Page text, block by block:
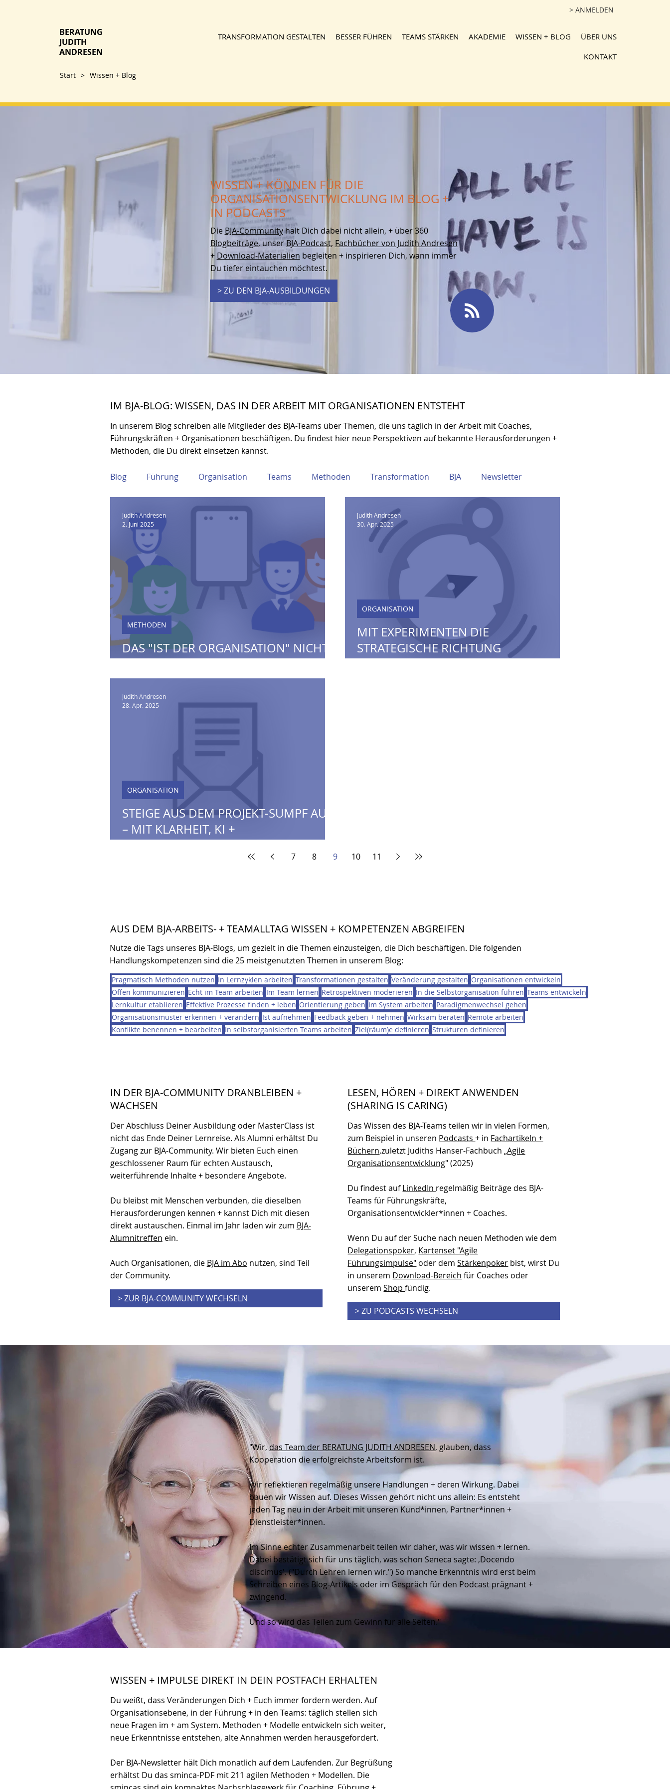
> ANMELDEN
BERATUNG
JUDITH
ANDRESEN
Start > Wissen + Blog
TRANSFORMATION GESTALTEN BESSER FÜHREN TEAMS STÄRKEN AKADEMIE WISSEN + BLOG
ÜBER UNS
KONTAKT
WISSEN + KÖNNEN FÜR DIE
ORGANISATIONSENTWICKLUNG IM BLOG +
IN PODCASTS
Die BJA-Communityhält Dich dabei nicht allein, + über 360
Blogbeiträge, unserBJA-Podcast, Fachbücher von Judith Andresen
+ Download-Materialien begleiten + inspirieren Dich, wann immer
Du tiefer eintauchen möchtest.
> ZU DEN BJA-AUSBILDUNGEN
IM BJA-BLOG: WISSEN, DAS IN DER ARBEIT MIT ORGANISATIONEN ENTSTEHT
In unserem Blog schreiben alle Mitglieder des BJA-Teams über Themen, die uns täglich in der Arbeit mit Coaches,
Führungskräften + Organisationen beschäftigen. Du findest hier neue Perspektiven auf bekannte Herausforderungen +
Methoden, die Du direkt einsetzen kannst.
Blog Führung Organisation Teams Methoden Transformation BJA Newsletter
DAS "IST DER ORGANISATION" NICHT
NUR RATIONAL AUFNEHMEN
METHODEN
Judith Andresen
2. Juni 2025
MIT EXPERIMENTEN DIE
STRATEGISCHE RICHTUNG
KLARKRIEGEN
ORGANISATION
Judith Andresen
30. Apr. 2025
STEIGE AUS DEM PROJEKT-SUMPF AUF
– MIT KLARHEIT, KI +
KONFLIKTKOMPETENZ
ORGANISATION
Judith Andresen
28. Apr. 2025
7 8 9 10 11
AUS DEM BJA-ARBEITS- + TEAMALLTAG WISSEN + KOMPETENZEN ABGREIFEN
Nutze die Tags unseres BJA-Blogs, um gezielt in die Themen einzusteigen, die Dich beschäftigen. Die folgenden
Handlungskompetenzen sind die 25 meistgenutzten Themen in unserem Blog:
Pragmatisch Methoden nutzen In Lernzyklen arbeiten Transformationen gestalten Veränderung gestalten Organisationen entwickeln
Offen kommunizieren Echt im Team arbeiten Im Team lernen Retrospektiven moderieren In die Selbstorganisation führen Teams entwickeln
Lernkultur etablieren Effektive Prozesse finden + leben Orientierung geben Im System arbeiten Paradigmenwechsel gehen
Organisationsmuster erkennen + verändern Ist aufnehmen Feedback geben + nehmen Wirksam beraten Remote arbeiten
Konflikte benennen + bearbeiten In selbstorganisierten Teams arbeiten Ziel(räum)e definieren Strukturen definieren
IN DER BJA-COMMUNITY DRANBLEIBEN +
WACHSEN
Der Abschluss Deiner Ausbildung oder MasterClass ist
nicht das Ende Deiner Lernreise. Als Alumni erhältst Du
Zugang zur BJA-Community. Wir bieten Euch einen
geschlossener Raum für echten Austausch,
weiterführende Inhalte + besondere Angebote.
Du bleibst mit Menschen verbunden, die dieselben
Herausforderungen kennen + kannst Dich mit diesen
direkt austauschen. Einmal im Jahr laden wir zum BJA-
Alumnitreffen ein.
Auch Organisationen, die BJA im Abo nutzen, sind Teil
der Community.
> ZUR BJA-COMMUNITY WECHSELN
LESEN, HÖREN + DIREKT ANWENDEN
(SHARING IS CARING)
Das Wissen des BJA-Teams teilen wir in vielen Formen,
zum Beispiel in unseren Podcasts+ in Fachartikeln +
Büchern.zuletzt Judiths Hanser-Fachbuch „Agile
Organisationsentwicklung" (2025)
Du findest aufLinkedIn regelmäßig Beiträge des BJA-
Teams für Führungskräfte,
Organisationsentwickler*innen + Coaches.
Wenn Du auf der Suche nach neuen Methoden wie dem
Delegationspoker, Kartenset "Agile
Führungsimpulse" oder demStärkenpoker bist, wirst Du
in unserem Download-Bereich für Coaches oder
unseremShopfündig.
> ZU PODCASTS WECHSELN
"Wir,das Team der BERATUNG JUDITH ANDRESEN, glauben, dass
Kooperation die erfolgreichste Arbeitsform ist.
Wir reflektieren regelmäßig unsere Handlungen + deren Wirkung. Dabei
bauen wir Wissen auf. Dieses Wissen gehört nicht uns allein: Es entsteht
jeden Tag neu in der Arbeit mit unseren Kund*innen, Partner*innen +
Dienstleister*innen.
Im Sinne echter Zusammenarbeit teilen wir daher, was wir wissen + lernen.
Dabei bestätigt sich für uns täglich, was schon Seneca sagte: ‚Docendo
discimus'. ("Durch Lehren lernen wir.") So manche Erkenntnis wird erst beim
Schreiben eines Blog-Artikels oder im Gespräch für den Podcast prägnant +
zwingend.
Und so wird das Teilen zum Gewinn für alle Seiten."
WISSEN + IMPULSE DIREKT IN DEIN POSTFACH ERHALTEN
Du weißt, dass Veränderungen Dich + Euch immer fordern werden. Auf
Organisationsebene, in der Führung + in den Teams: täglich stellen sich
neue Fragen im + am System. Methoden + Modelle entwickeln sich weiter,
neue Erkenntnisse entstehen, alte Annahmen werden herausgefordert.
Der BJA-Newsletter hält Dich monatlich auf dem Laufenden. Zur Begrüßung
erhältst Du das sminca-PDF mit 211 agilen Methoden + Modellen. Die